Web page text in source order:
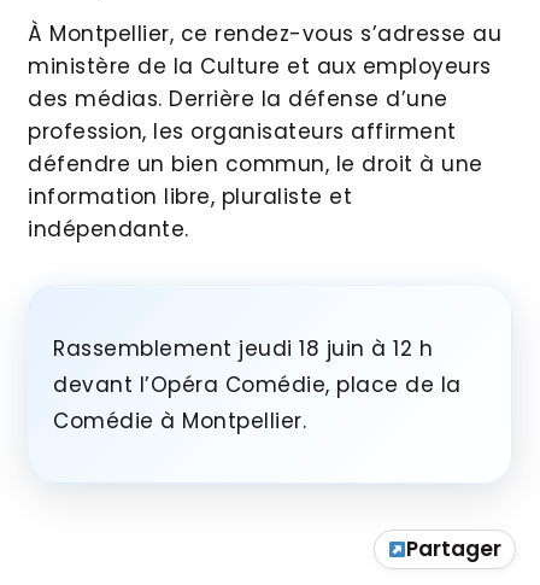
À Montpellier, ce rendez-vous s’adresse au
ministère de la Culture et aux employeurs
des médias. Derrière la défense d’une
profession, les organisateurs affirment
défendre un bien commun, le droit à une
information libre, pluraliste et
indépendante.
Rassemblement jeudi 18 juin à 12 h
devant l’Opéra Comédie, place de la
Comédie à Montpellier.
Partager